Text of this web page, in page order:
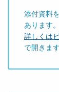
添付資料
あります。
詳しくは
で開きます